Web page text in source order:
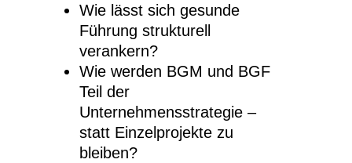
Wie lässt sich gesunde
Führung strukturell
verankern?
Wie werden BGM und BGF
Teil der
Unternehmensstrategie –
statt Einzelprojekte zu
bleiben?